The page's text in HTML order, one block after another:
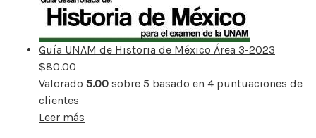
Guía UNAM de Historia de México Área 3-2023
$80.00
Valorado 5.00 sobre 5 basado en 4 puntuaciones de
clientes
Leer más